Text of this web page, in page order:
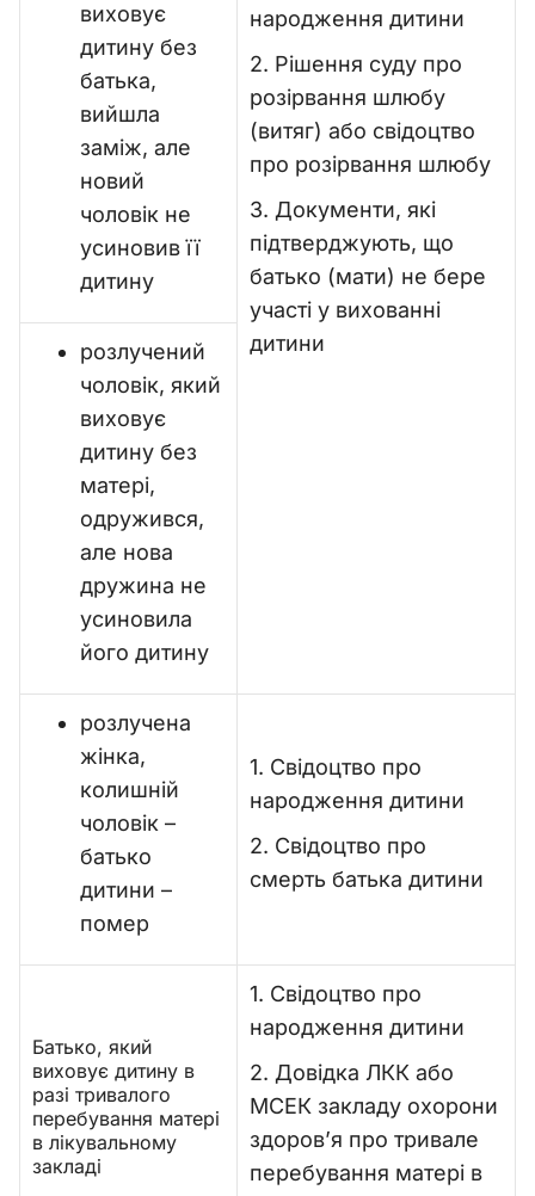
народження дитини
2. Рішення суду про
розірвання шлюбу
(витяг) або свідоцтво
про розірвання шлюбу
3. Документи, які
підтверджують, що
батько (мати) не бере
участі у вихованні
дитини
виховує
дитину без
батька,
вийшла
заміж, але
новий
чоловік не
усиновив її
дитину
розлучений
чоловік, який
виховує
дитину без
матері,
одружився,
але нова
дружина не
усиновила
його дитину
розлучена
жінка,
колишній
чоловік –
батько
дитини –
помер
1. Свідоцтво про
народження дитини
2. Свідоцтво про
смерть батька дитини
Батько, який
виховує дитину в
разі тривалого
перебування матері
в лікувальному
закладі
1. Свідоцтво про
народження дитини
2. Довідка ЛКК або
МСЕК закладу охорони
здоров’я про тривале
перебування матері в